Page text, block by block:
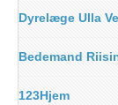
Dyrelæge Ulla
Bedemand
123Hjem